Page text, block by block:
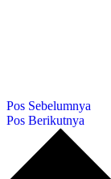
Pos Sebelumnya
Pos Berikutnya